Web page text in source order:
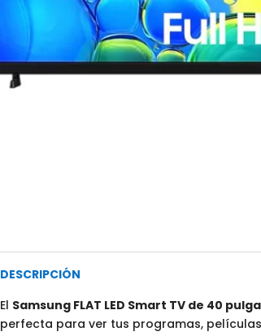
DESCRIPCIÓN
El Samsung FLAT LED Smart TV de 40
perfecta para ver tus programas,